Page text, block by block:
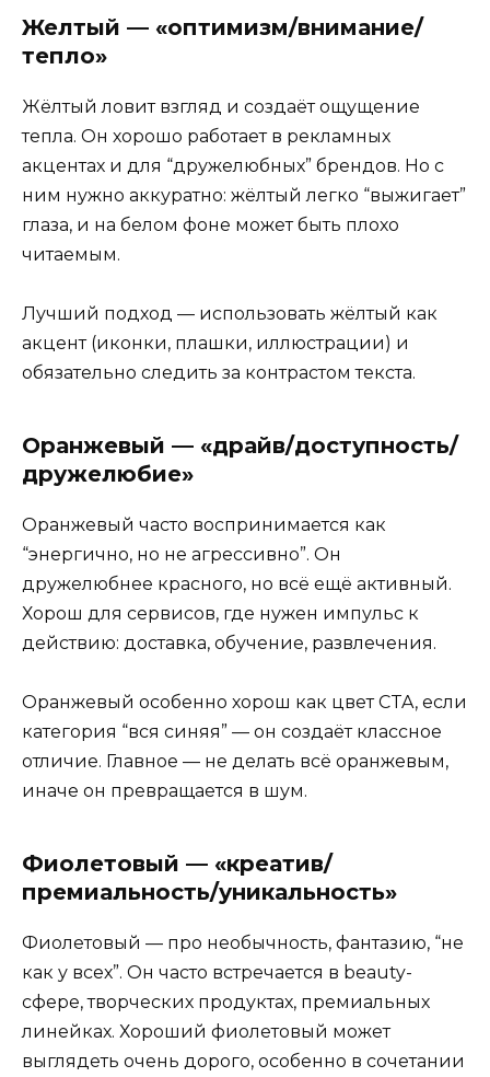
Желтый — «оптимизм/внимание/
тепло»
Жёлтый ловит взгляд и создаёт ощущение
тепла. Он хорошо работает в рекламных
акцентах и для “дружелюбных” брендов. Но с
ним нужно аккуратно: жёлтый легко “выжигает”
глаза, и на белом фоне может быть плохо
читаемым.
Лучший подход — использовать жёлтый как
акцент (иконки, плашки, иллюстрации) и
обязательно следить за контрастом текста.
Оранжевый — «драйв/доступность/
дружелюбие»
Оранжевый часто воспринимается как
“энергично, но не агрессивно”. Он
дружелюбнее красного, но всё ещё активный.
Хорош для сервисов, где нужен импульс к
действию: доставка, обучение, развлечения.
Оранжевый особенно хорош как цвет CTA, если
категория “вся синяя” — он создаёт классное
отличие. Главное — не делать всё оранжевым,
иначе он превращается в шум.
Фиолетовый — «креатив/
премиальность/уникальность»
Фиолетовый — про необычность, фантазию, “не
как у всех”. Он часто встречается в beauty-
сфере, творческих продуктах, премиальных
линейках. Хороший фиолетовый может
выглядеть очень дорого, особенно в сочетании